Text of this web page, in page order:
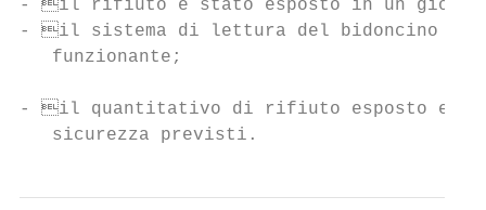
- il rifiuto è stato esposto in un giorno
- il sistema di lettura del bidoncino
funzionante;
- il quantitativo di rifiuto esposto
   sicurezza previsti.